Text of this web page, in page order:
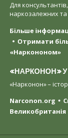
Для консультантів,
наркозалежних та
Більше
Отримати
«Наркононом»
«НАРКОНОН» У
«Нарконон» –
Narconon.org
Великобританія